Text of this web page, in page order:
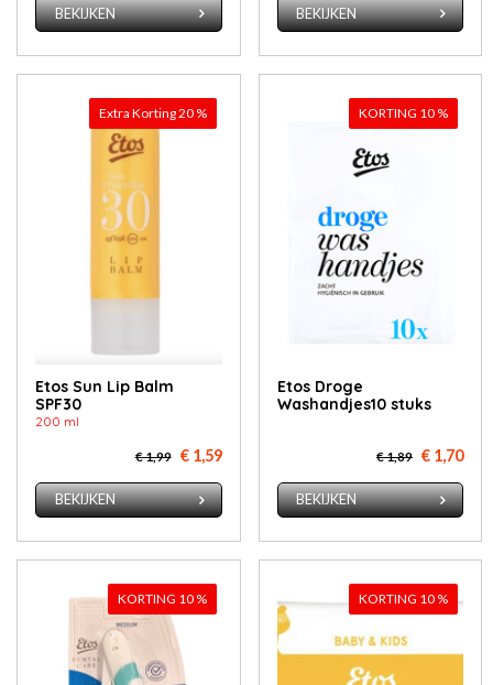
BEKIJKEN BEKIJKEN
Extra Korting 20 %
Etos Sun Lip Balm
SPF30
200 ml
€ 1,99 € 1,59
BEKIJKEN
KORTING 10 %
Etos Droge
Washandjes10 stuks
€ 1,89 € 1,70
BEKIJKEN
KORTING 10 % KORTING 10 %